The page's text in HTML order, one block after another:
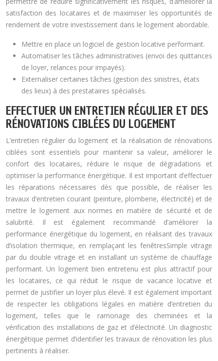
satisfaction des locataires et de maximiser les opportunités de
rendement de votre investissement dans le logement abordable.
Mettre en place un logiciel de gestion locative performant.
Automatiser les tâches administratives (envoi des quittances
de loyer, relances pour impayés).
Externaliser certaines tâches (gestion des sinistres, états
des lieux) à des prestataires spécialisés.
EFFECTUER UN ENTRETIEN RÉGULIER ET DES
RÉNOVATIONS CIBLÉES DU LOGEMENT
L’entretien régulier du logement et la réalisation de rénovations
ciblées sont essentiels pour maintenir sa valeur, améliorer le
confort des locataires, réduire le risque de dégradations et
optimiser la performance énergétique. Il est important d’effectuer
les réparations nécessaires dès que possible, de réaliser les
travaux d’entretien courant (peinture, plomberie, électricité) et de
mettre le logement aux normes en matière de sécurité et de
salubrité. Il est également recommandé d’améliorer la
performance énergétique du logement, en réalisant des travaux
d’isolation thermique, en remplaçant les fenêtresSimple vitrage
par du double vitrage et en installant un système de chauffage
performant. Un logement bien entretenu est plus attractif pour
les locataires, ce qui réduit le risque de vacance locative et
permet de justifier un loyer plus élevé. Il est également important
de respecter les obligations légales en matière d’entretien du
logement, telles que le ramonage des cheminées et la
vérification des installations de gaz et d’électricité. Un diagnostic
énergétique permet d’identifier les travaux de rénovation les plus
pertinents à réaliser.